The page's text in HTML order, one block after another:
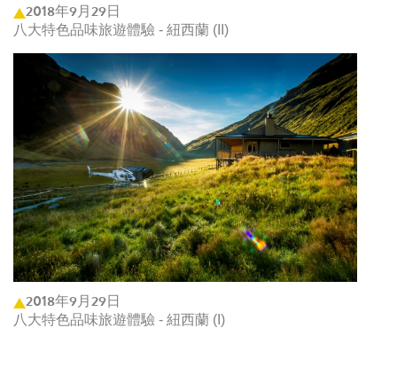
2018年9月29日
八大特色品味旅遊體驗 - 紐西蘭 (II)
2018年9月29日
八大特色品味旅遊體驗 - 紐西蘭 (I)